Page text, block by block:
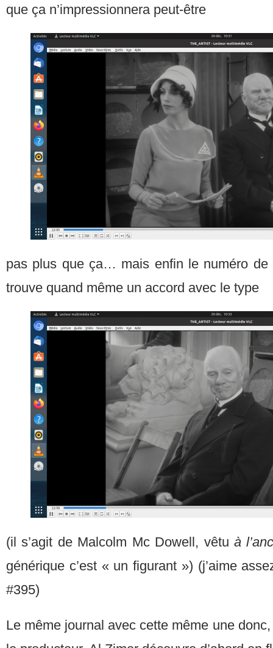
que ça n’impressionnera peut-être
pas plus que ça… mais enfin le numéro de
trouve quand même un accord avec le type
(il s’agit de Malcolm Mc Dowell, vêtu à
générique c’est « un figurant ») (j’aime
#395)
Le même journal avec cette même une